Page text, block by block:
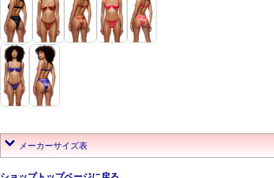
メーカーサイズ表